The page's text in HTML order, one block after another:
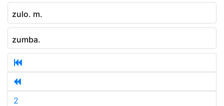
zulo. m.
zumba.
2